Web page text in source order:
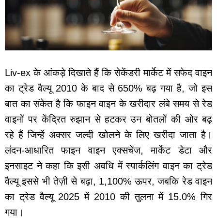
Liv-ex के आंकड़े दिखाते हैं कि सेकेंडरी मार्केट में सफेद वाइन
का ट्रेड वैल्यू 2010 के बाद से 650% बढ़ गया है, जो इस
बात का संकेत है कि फाइन वाइन के खरीदार लंबे समय से रेड
वाइनों पर केंद्रित रुझान से हटकर उन बोतलों की ओर बढ़
रहे हैं जिन्हें अक्सर जल्दी खोलने के लिए खरीदा जाता है।
लंदन-आधारित फाइन वाइन एक्सचेंज, मार्केट डेटा और
इनसाइट ने कहा कि इसी अवधि में स्पार्कलिंग वाइन का ट्रेड
वैल्यू इससे भी तेज़ी से बढ़ा, 1,100% ऊपर, जबकि रेड वाइन
का ट्रेड वैल्यू 2025 में 2010 की तुलना में 15.0% गिर
गया।